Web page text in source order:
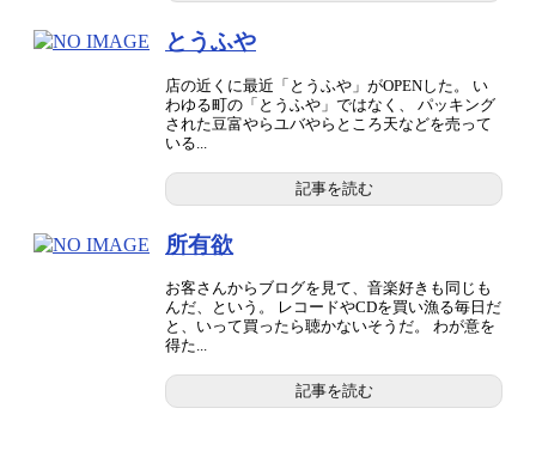
とうふや
店の近くに最近「とうふや」がOPENした。 い
わゆる町の「とうふや」ではなく、 パッキング
された豆富やらユバやらところ天などを売って
いる...
記事を読む
所有欲
お客さんからブログを見て、音楽好きも同じも
んだ、という。 レコードやCDを買い漁る毎日だ
と、いって買ったら聴かないそうだ。 わが意を
得た...
記事を読む